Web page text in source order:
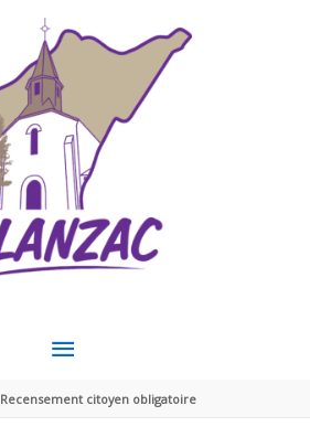
MENU
PRINCIPAL
Recensement citoyen obligatoire